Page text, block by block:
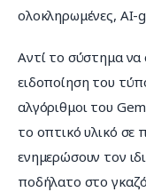
ολοκληρωμένες, AI-
Αντί το σύστημα να
ειδοποίηση του
αλγόριθμοι του
το οπτικό υλικό σε
ενημερώσουν τον
ποδήλατο στο